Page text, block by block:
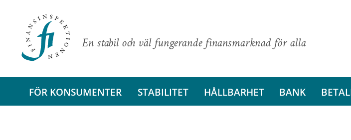
En stabil och väl fungerande finansmarknad för alla
FÖR KONSUMENTER STABILITET HÅLLBARHET BANK